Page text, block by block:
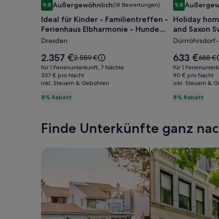
für
Ideal
für
Kinder
-
Familientreffen
-
Ferienhaus
Elbharmonie
Hunde
willkommen
9,89,8 von 10, Außergewöhnlich, (18 Bewertungen)
Außergewöhnlich(18 Bewertungen)
Ideal für Kinder - Familientreffen -
Ferienhaus Elbharmonie - Hunde
willkommen
Dresden
8% Rabatt
Der
Preis
beträgt
2.357 €.
2.357 €Der
alte
Preis
war
zum
2.559 €
für 1 Ferienunterkunft, 7 Nächte
337 € pro Nacht
inkl. Steuern & Gebühren
für
Holiday
home
between
Dresden
and
Saxon
9,89,8 von 10,
Holiday
and Saxon
8% Rabatt
Der
Preis
beträgt
633 €.
633 €Der
alte
Preis
war
siehe
zum
688 €
für 1
90 € pro Nacht
inkl. Steuern &
Finde Unterkünfte ganz
Suche nach Ferienhäusern Suche nach